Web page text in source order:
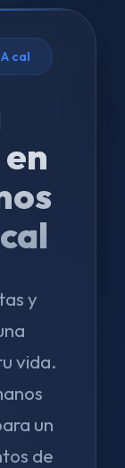
cal
y
vida.
un
de